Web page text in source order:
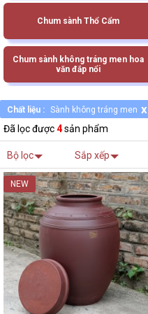
Chum sành Thổ Cẩm
Chum sành không tráng men hoa
văn đắp nổi
Chất liệu : Sành không tráng men x
Đã lọc được4sản phẩm
Bộ lọc Sắp xếp
NEW